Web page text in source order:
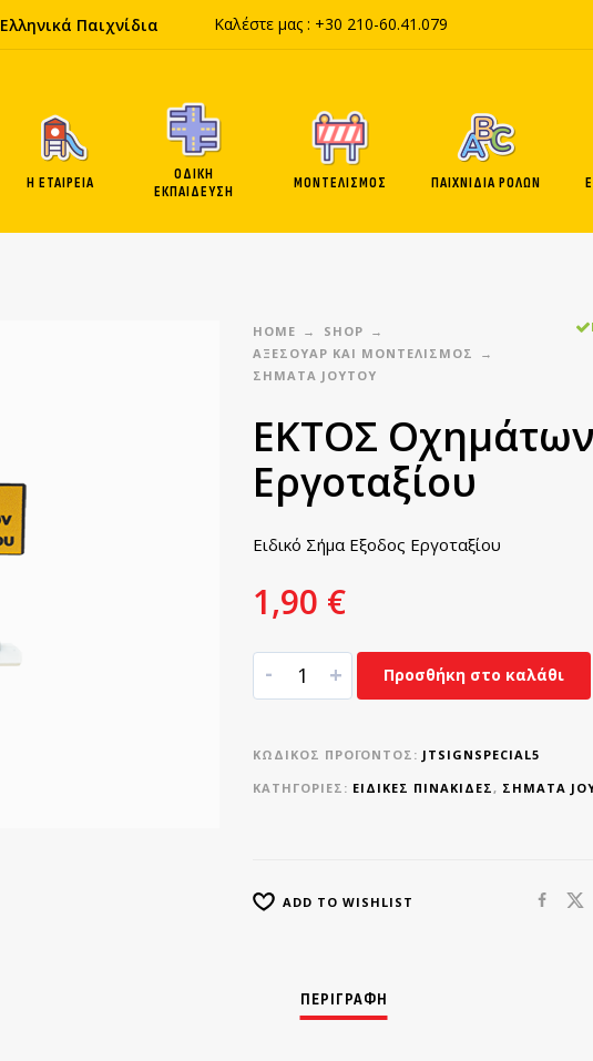
Ελληνικά Παιχνίδια Καλέστε μας : +30 210-60.41.079
Η ΕΤΑΙΡΕΊΑ
ΟΔΙΚΗ
ΕΚΠΑΙΔΕΥΣΗ
ΜΟΝΤΕΛΙΣΜΟΣ ΠΑΙΧΝΙΔΙΑ ΡΟΛΩΝ
HOME
SHOP
ΑΞΕΣΟΥΑΡ ΚΑΙ ΜΟΝΤΕΛΙΣΜΟΣ
ΣΉΜΑΤΑ JOYTOY
ΕΚΤΟΣ Οχημάτων
Εργοταξίου
Ειδικό Σήμα Εξοδος Εργοταξίου
1,90 €
- + Προσθήκη στο καλάθι
ΚΩΔΙΚΌΣ ΠΡΟΪΌΝΤΟΣ: JTSIGNSPECIAL5
ΚΑΤΗΓΟΡΊΕΣ: ΕΙΔΙΚΈΣ ΠΙΝΑΚΊΔΕΣ, ΣΉΜΑΤΑ
ADD TO WISHLIST